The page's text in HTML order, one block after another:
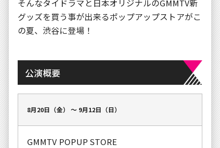
そんなタイドラマと日本オリジナルのGMMTV新
グッズを買う事が出来るポップアップストアがこ
の夏、渋谷に登場！
公演概要
8月20日（金） 〜 9月12日（日）
GMMTV POPUP STORE